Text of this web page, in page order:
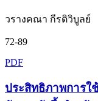
วรางคณา กีรติวิบูลย์
72-89
PDF
ประสิทธิภาพการใ